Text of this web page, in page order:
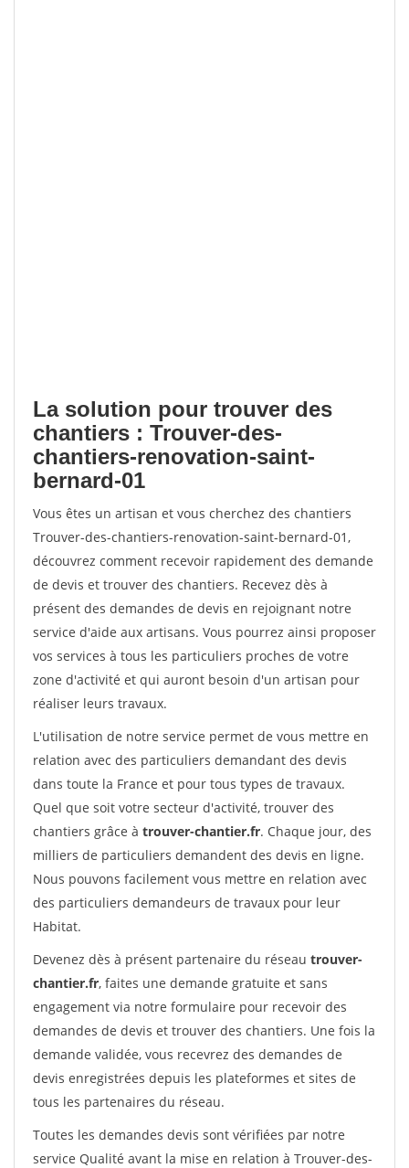
La solution pour trouver des
chantiers : Trouver-des-
chantiers-renovation-saint-
bernard-01
Vous êtes un artisan et vous cherchez des chantiers
Trouver-des-chantiers-renovation-saint-bernard-01,
découvrez comment recevoir rapidement des demande
de devis et trouver des chantiers. Recevez dès à
présent des demandes de devis en rejoignant notre
service d'aide aux artisans. Vous pourrez ainsi proposer
vos services à tous les particuliers proches de votre
zone d'activité et qui auront besoin d'un artisan pour
réaliser leurs travaux.
L'utilisation de notre service permet de vous mettre en
relation avec des particuliers demandant des devis
dans toute la France et pour tous types de travaux.
Quel que soit votre secteur d'activité, trouver des
chantiers grâce à trouver-chantier.fr. Chaque jour, des
milliers de particuliers demandent des devis en ligne.
Nous pouvons facilement vous mettre en relation avec
des particuliers demandeurs de travaux pour leur
Habitat.
Devenez dès à présent partenaire du réseau trouver-
chantier.fr, faites une demande gratuite et sans
engagement via notre formulaire pour recevoir des
demandes de devis et trouver des chantiers. Une fois la
demande validée, vous recevrez des demandes de
devis enregistrées depuis les plateformes et sites de
tous les partenaires du réseau.
Toutes les demandes devis sont vérifiées par notre
service Qualité avant la mise en relation à Trouver-des-